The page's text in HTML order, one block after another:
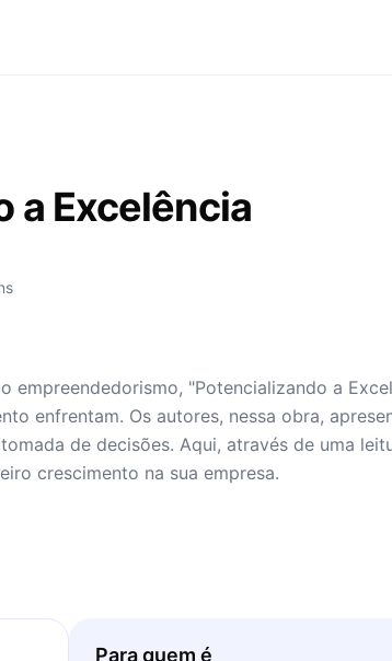
a Excelência
empreendedorismo, "Potencializando a
enfrentam. Os autores, nessa obra,
de decisões. Aqui, através de uma
crescimento na sua empresa.
Para quem é